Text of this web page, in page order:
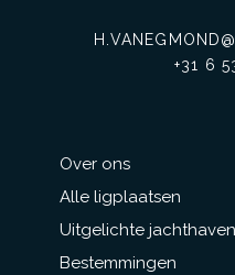
Over ons
Alle ligplaatsen
Uitgelichte
Bestemmingen
+31 6